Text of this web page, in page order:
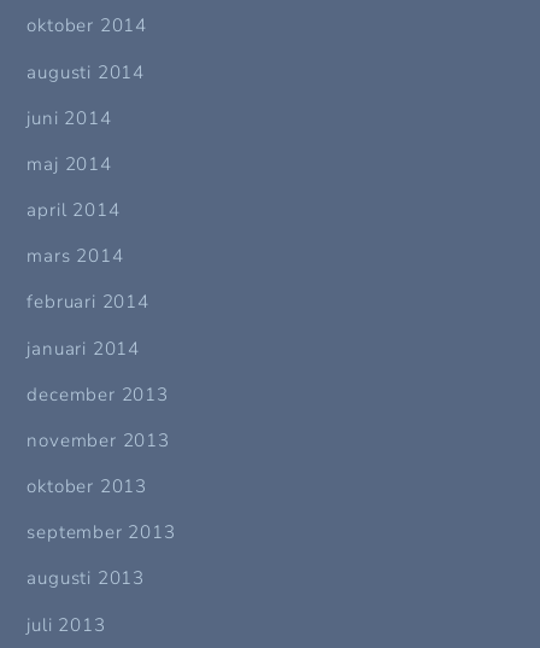
oktober 2014
augusti 2014
juni 2014
maj 2014
april 2014
mars 2014
februari 2014
januari 2014
december 2013
november 2013
oktober 2013
september 2013
augusti 2013
juli 2013